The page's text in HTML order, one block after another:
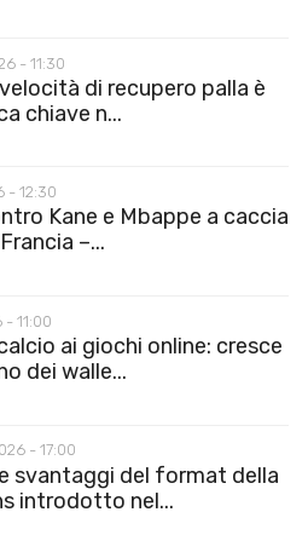
- 11:30
di recupero palla è
chiave n...
- 12:30
Kane e Mbappe a caccia
–...
- 11:00
ai giochi online: cresce
dei walle...
- 17:00
svantaggi del format della
introdotto nel...